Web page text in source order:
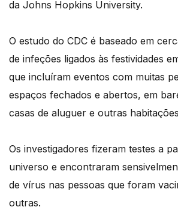
da Johns Hopkins University.
O estudo do CDC é baseado em
de infeções ligados às festividades
que incluíram eventos com muitas
espaços fechados e abertos, em
casas de aluguer e outras
Os investigadores fizeram testes a
universo e encontraram
de vírus nas pessoas que foram
outras.